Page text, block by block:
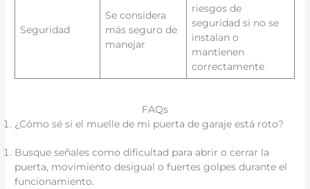
Seguridad
Se considera
más seguro de
manejar
riesgos de
seguridad si no se
instalan o
mantienen
correctamente
FAQs
¿Cómo sé si el muelle de mi puerta de garaje está roto?
Busque señales como dificultad para abrir o cerrar la
puerta, movimiento desigual o fuertes golpes durante el
funcionamiento.